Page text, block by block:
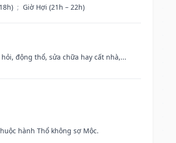
; Giờ Hợi (21h – 22h)
động thổ, sửa chữa hay cất nhà,...
hành Thổ không sợ Mộc.